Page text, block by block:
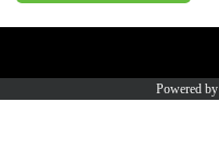
Powered by